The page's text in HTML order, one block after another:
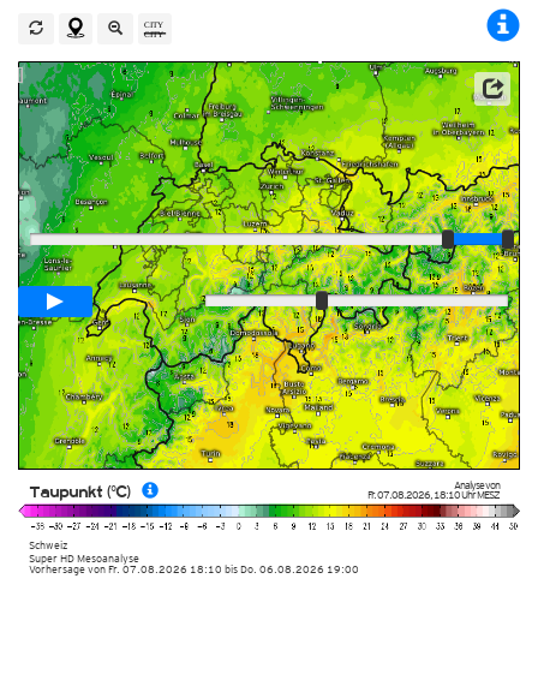
Analyse von
Fr. 07.08.2026,18:10 UhrMESZ
Schweiz
Super HD Mesoanalyse
Taupunkt (°C)
Vorhersage von Fr. 07.08.2026 18:10 bis Do. 06.08.2026 19:00
Player
Animationsspanne02:00h
Schnell
Langsam